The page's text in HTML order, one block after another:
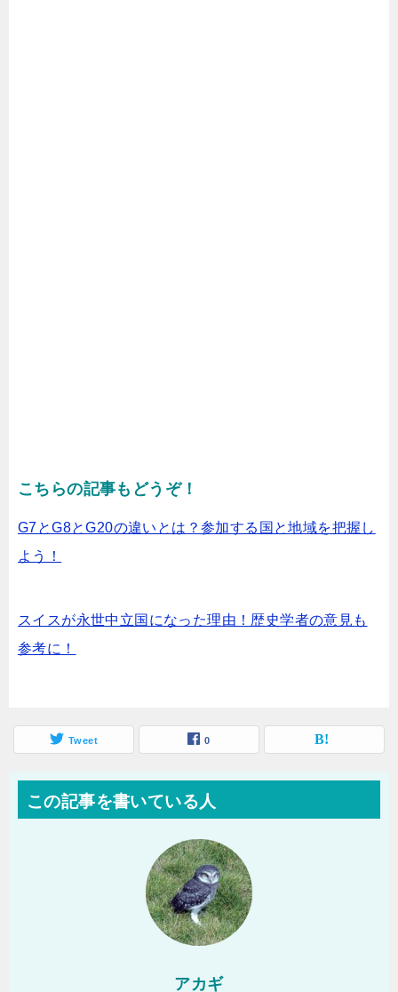
こちらの記事もどうぞ！
G7とG8とG20の違いとは？参加する国と地域を把握し
よう！
スイスが永世中立国になった理由！歴史学者の意見も
参考に！
Tweet 0
この記事を書いている人
アカギ